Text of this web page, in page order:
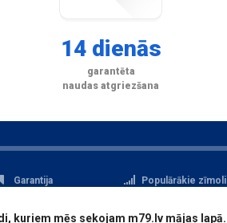
14 dienās
garantēta
naudas atgriezšana
Garantija
Populārākie zīmoli
Datu aizsardzība
Reģistrācija
kuriem mēs sekojam m79.lv mājas lapā.